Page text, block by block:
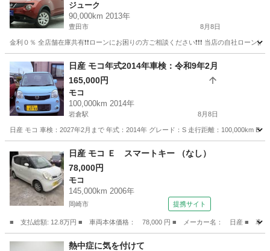
ジューク
90,000km 2013年
豊田市 8月8日
金利０％ 全店舗在庫共有❗️❗️ローンにお困りの方ご相談ください❗️❗️❗️ 当店の自社ロ
愛知 豊田市 ジューク ローン
日産 モコ年式2014年車検：令和9年2月
165,000円
モコ
100,000km 2014年
岩倉駅 8月8日
日産 モコ 車検：2027年2月まで 年式：2014年 グレード：S 走行距離：100,000km
岩倉駅 モコ 走行距離
日産 モコ Ｅ スマートキー （なし）
78,000円
モコ
145,000km 2006年
岡崎市 提携サイト
■ 支払総額: 12.8万円 ■ 車両本体価格： 78,000 円 ■ メーカー名： 日産 ■
愛知 岡崎市 モコ
熱中症に気を付けて